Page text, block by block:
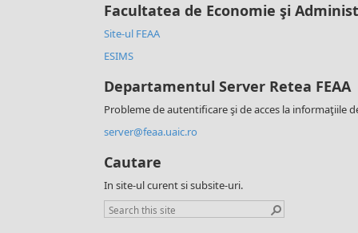
Facultatea de Economie şi
Site-ul FEAA
ESIMS
Departamentul Server Retea FEAA
Probleme de autentificare şi de acces la informaţiile
server@feaa.uaic.ro
Cautare
In site-ul curent si subsite-uri.